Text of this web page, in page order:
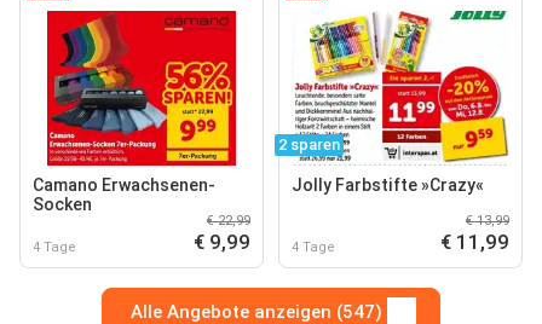
Camano Erwachsenen-
Socken
4 Tage
€ 22,99
€ 9,99
2 sparen
Jolly Farbstifte »Crazy«
4 Tage
€ 13,99
€ 11,99
Alle Angebote anzeigen (547)